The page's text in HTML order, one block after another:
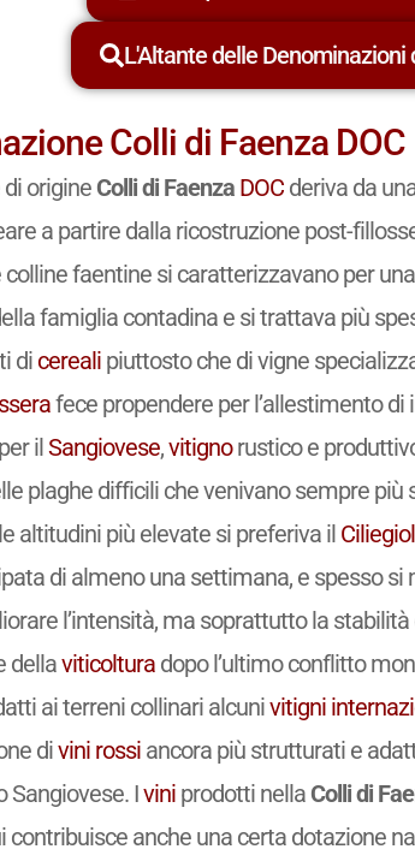
L'Altante delle Denominazioni
Colli di Faenza DOC
origine Colli di Faenza DOCderiva da
a partire dalla ricostruzione post-
colline faentine si caratterizzavano per una
famiglia contadina e si trattava più
di cerealipiuttosto che di vigne
fece propendere per l’allestimento
ilSangiovese,vitignorustico e
plaghe difficili che venivano sempre
altitudini più elevate si preferiva il
di almeno una settimana, e spesso si
l’intensità, ma soprattutto la stabilità
dellaviticolturadopo l’ultimo conflitto
ai terreni collinari alcunivitigni
divini rossiancora più strutturati e
Sangiovese. Iviniprodotti nella Colli di
contribuisce anche una certa dotazione